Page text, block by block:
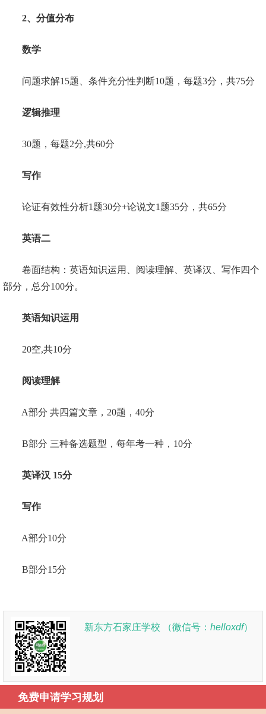
2、 分值分布
数学
问题求解15题、条件充分性判断10题，每题3分，共75分
逻辑推理
30题，每题2分,共60分
写作
论证有效性分析1题30分+论说文1题35分，共65分
英语二
卷面结构：英语知识运用、阅读理解、英译汉、写作四个
部分，总分100分。
英语知识运用
20空,共10分
阅读理解
A部分 共四篇文章，20题，40分
B部分 三种备选题型，每年考一种，10分
英译汉 15分
写作
A部分10分
B部分15分
新东方石家庄学校 （微信号： helloxdf）
免费申请学习规划